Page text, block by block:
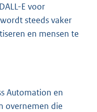
E voor
steeds vaker
en mensen te
Automation en
overnemen die